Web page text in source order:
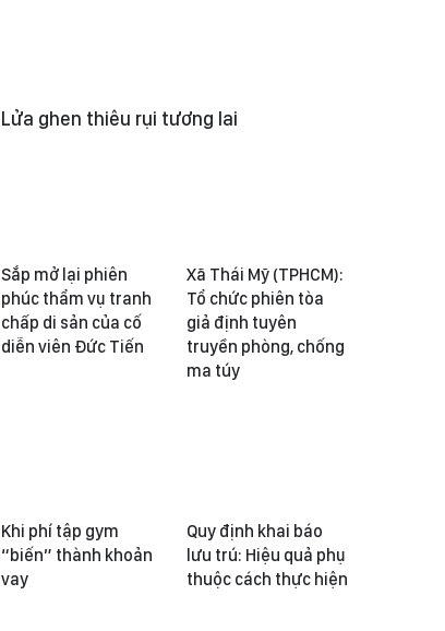
Lửa ghen thiêu rụi tương lai
Sắp mở lại phiên
phúc thẩm vụ tranh
chấp di sản của cố
diễn viên Đức Tiến
Xã Thái Mỹ (TPHCM):
Tổ chức phiên tòa
giả định tuyên
truyền phòng, chống
ma túy
Khi phí tập gym
“biến” thành khoản
vay
Quy định khai báo
lưu trú: Hiệu quả phụ
thuộc cách thực hiện